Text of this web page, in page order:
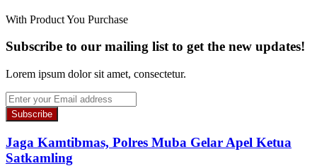
With Product You Purchase
Subscribe to our mailing list to get the new updates!
Lorem ipsum dolor sit amet, consectetur.
Enter
your
Email
address
Jaga Kamtibmas, Polres Muba Gelar Apel Ketua
Satkamling